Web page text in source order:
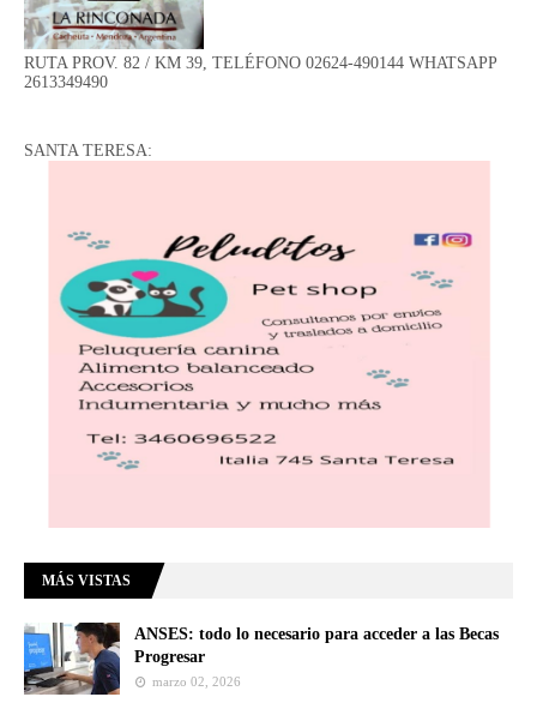
RUTA PROV. 82 / KM 39, TELÉFONO 02624-490144 WHATSAPP
2613349490
SANTA TERESA:
MÁS VISTAS
ANSES: todo lo necesario para acceder a las Becas
Progresar
marzo 02, 2026